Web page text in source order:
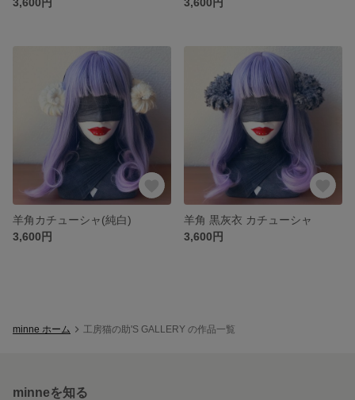
羊角カチューシャ(純白)
3,600円
羊角 黒灰衣 カチューシャ
3,600円
minne ホーム 工房猫の助'S GALLERY の作品一覧
minneを知る